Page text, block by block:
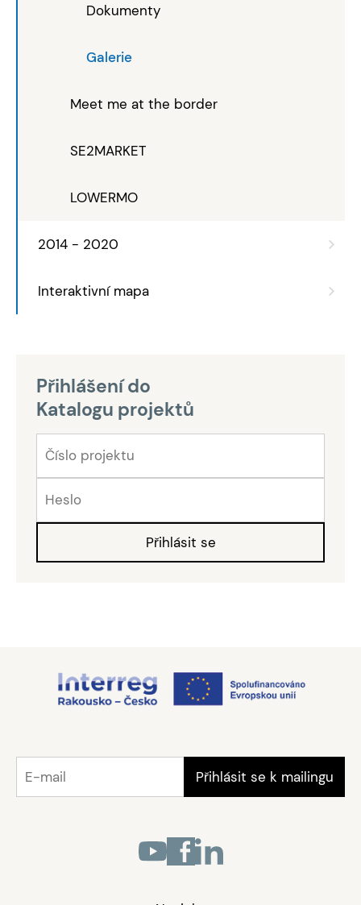
Dokumenty
Galerie
Meet me at the border
SE2MARKET
LOWERMO
2014 - 2020
Interaktivní mapa
Přihlášení do
Katalogu projektů